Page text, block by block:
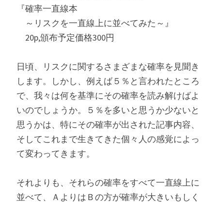
『確率一直線本
～リスクを一直線上に並べてみた～』
20p,頒布予定価格300円
日頃、リスクに関するさまざまな確率を見聞き
します。しかし、例えば５％と言われたところ
で、我々は何を基準にその確率を読み解けばよ
いのでしょうか。５％を多いと思うか少ないと
思うかは、特にその確率が出された記事内容、
そしてこれまで生きてきた個々人の感覚によっ
て変わってきます。
それよりも、それらの確率をすべて一直線上に
並べて、ＡよりはＢの方が確率が大きいもしく